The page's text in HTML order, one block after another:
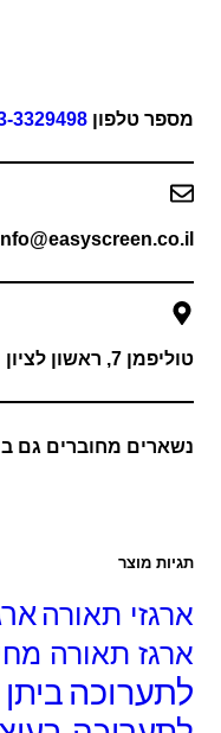
טלפון073-3329498
7, ראשון לציון
מחוברים גם ב
מוצר
תאורהארגז
תאורה מחיר
ביתן